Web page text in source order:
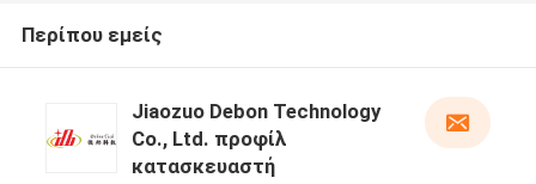
Περίπου εμείς
Jiaozuo Debon Technology
Co., Ltd. προφίλ
κατασκευαστή